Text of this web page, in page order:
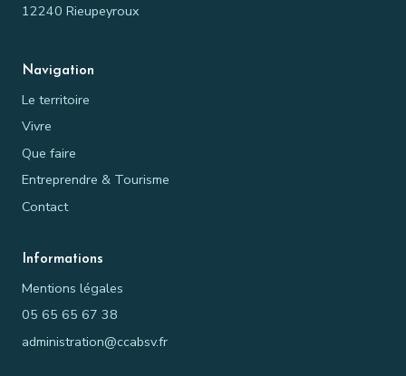
12240 Rieupeyroux
Navigation
Le territoire
Vivre
Que faire
Entreprendre & Tourisme
Contact
Informations
Mentions légales
05 65 65 67 38
administration@ccabsv.fr